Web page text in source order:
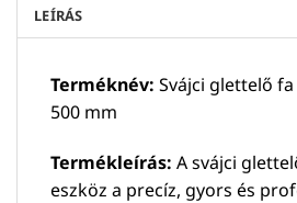
LEÍRÁS
Terméknév: Svájci glettelő
500 mm
Termékleírás: A svájci
eszköz a precíz, gyors és